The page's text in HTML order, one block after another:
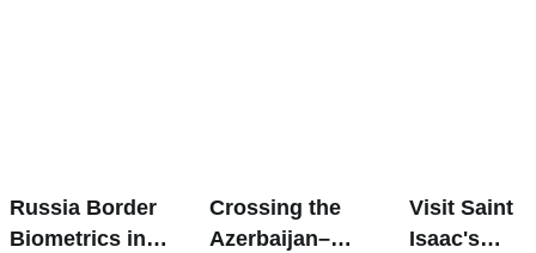
Russia Border
Biometrics in
Crossing the
Azerbaijan–
Visit Saint
Isaac's